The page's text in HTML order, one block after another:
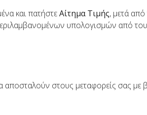
και πατήστεΑίτημα Τιμής, μετά
υπολογισμών από
στους μεταφορείς σας με